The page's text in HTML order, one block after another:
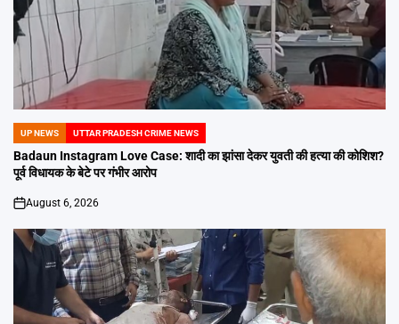
POSTED
IN
UP NEWS UTTAR PRADESH CRIME NEWS
Badaun Instagram Love Case: शादी का झांसा देकर युवती की हत्या की कोशिश?
पूर्व विधायक के बेटे पर गंभीर आरोप
on
August 6, 2026